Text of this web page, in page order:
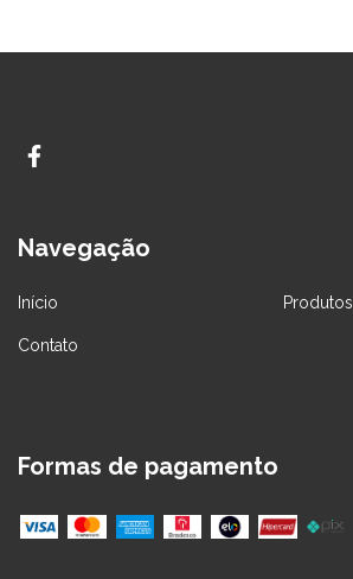
Navegação
Início Produtos
Contato
Formas de pagamento